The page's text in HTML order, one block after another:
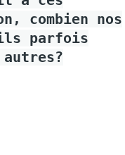
combien nos
ils parfois